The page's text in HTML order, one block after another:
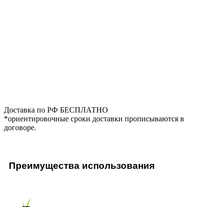
Доставка по РФ БЕСПЛАТНО
*ориентировочные сроки доставки прописываются в
договоре.
Преимущества использования